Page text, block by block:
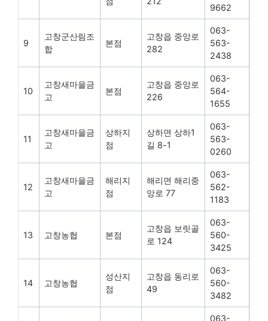
9662
9
고창군산림조
합
본점
고창읍 중앙로
282
063-
563-
2438
10
고창새마을금
고
본점
고창읍 중앙로
226
063-
564-
1655
11
고창새마을금
고
상하지
점
상하면 상하1
길 8-1
063-
563-
0260
12
고창새마을금
고
해리지
점
해리면 해리중
앙로 77
063-
562-
1183
13 고창농협 본점
고창읍 보릿골
로 124
063-
560-
3425
14 고창농협
성산지
점
고창읍 동리로
49
063-
560-
3482
063-